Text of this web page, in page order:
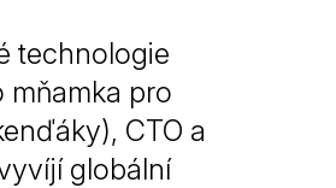
technologie
pro
CTO a
globální